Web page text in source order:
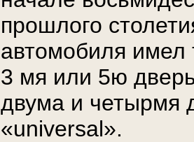
прошлого
автомобиля имел
3 мя или 5ю
двума и четырмя
«universal».